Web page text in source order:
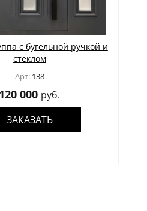
с бугельной ручкой и
стеклом
Арт:138
120 000 руб.
ЗАКАЗАТЬ